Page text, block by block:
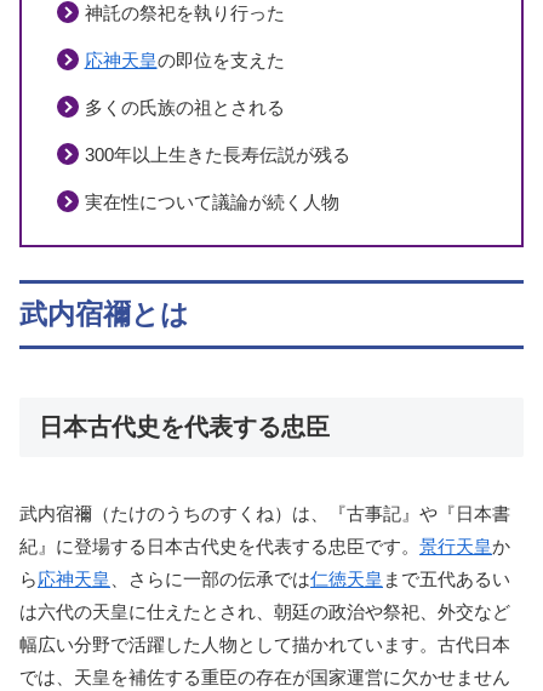
神託の祭祀を執り行った
応神天皇の即位を支えた
多くの氏族の祖とされる
300年以上生きた長寿伝説が残る
実在性について議論が続く人物
武内宿禰とは
日本古代史を代表する忠臣
武内宿禰（たけのうちのすくね）は、『古事記』や『日本書
紀』に登場する日本古代史を代表する忠臣です。 景行天皇か
ら応神天皇 、さらに一部の伝承では仁徳天皇 まで五代あるい
は六代の天皇に仕えたとされ、朝廷の政治や祭祀、外交など
幅広い分野で活躍した人物として描かれています。古代日本
では、天皇を補佐する重臣の存在が国家運営に欠かせません